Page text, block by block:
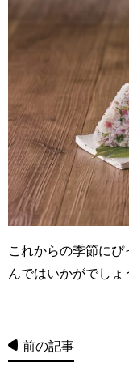
これからの季節に
んではいかがでしょ
前の記事